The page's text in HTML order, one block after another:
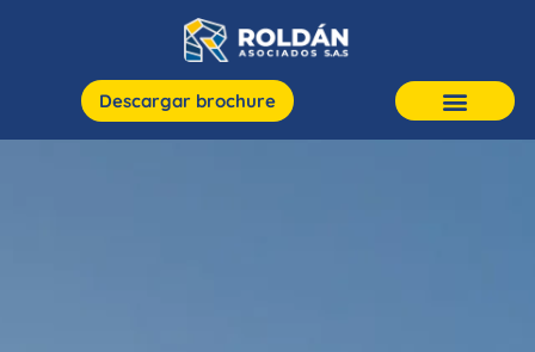
Descargar brochure